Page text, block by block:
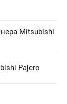
Mitsubishi
Pajero